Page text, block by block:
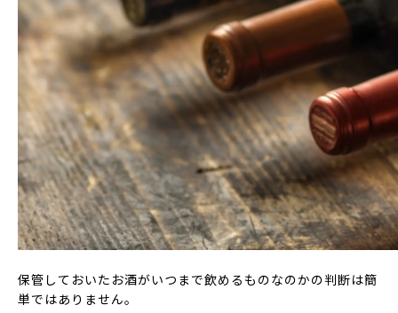
保管しておいたお酒がいつまで飲めるものなのかの判断は簡
単ではありません。